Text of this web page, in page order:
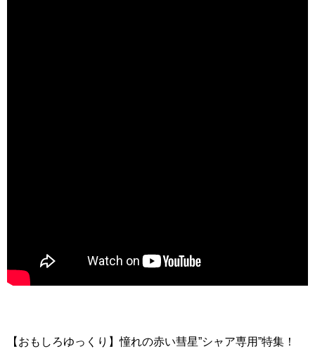
【おもしろゆっくり】憧れの赤い彗星”シャア専用”特集！